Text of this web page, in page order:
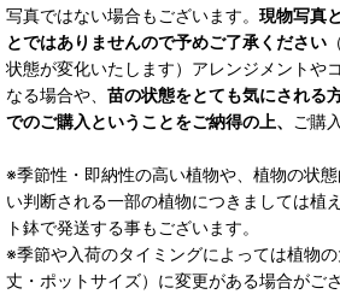
写真ではない場合もございます。 現物写真
とではありませんので予めご了承ください
状態が変化いたします）アレンジメントや
なる場合や、 苗の状態をとても気にされる
でのご購入ということをご納得の上、
ご購
※季節性・即納性の高い植物や、植物の状
い判断される一部の植物につきましては植
ト鉢で発送する事もございます。
※季節や入荷のタイミングによっては植物
丈・ポットサイズ）に変更がある場合がご